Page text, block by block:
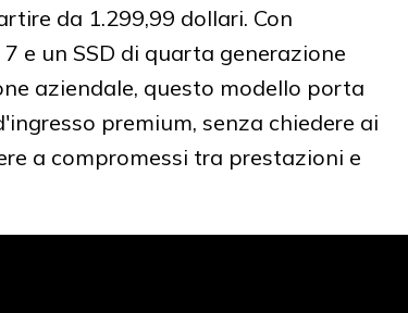
da 1.299,99 dollari. Con
e un SSD di quarta generazione
aziendale, questo modello porta
premium, senza chiedere ai
a compromessi tra prestazioni e